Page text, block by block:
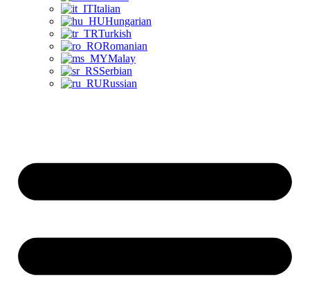
Italian
Hungarian
Turkish
Romanian
Malay
Serbian
Russian